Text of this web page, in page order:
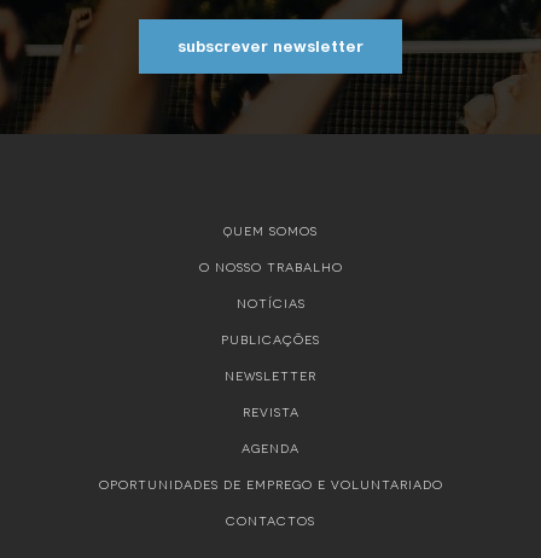
subscrever newsletter
QUEM SOMOS
O NOSSO TRABALHO
NOTÍCIAS
PUBLICAÇÕES
NEWSLETTER
REVISTA
AGENDA
OPORTUNIDADES DE EMPREGO E VOLUNTARIADO
CONTACTOS